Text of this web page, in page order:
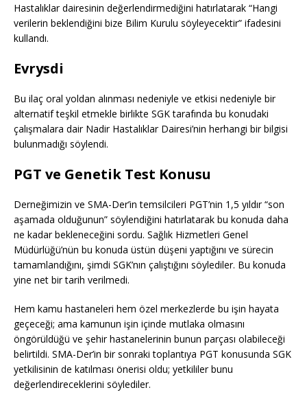
Hastalıklar dairesinin değerlendirmediğini hatırlatarak “Hangi
verilerin beklendiğini bize Bilim Kurulu söyleyecektir” ifadesini
kullandı.
Evrysdi
Bu ilaç oral yoldan alınması nedeniyle ve etkisi nedeniyle bir
alternatif teşkil etmekle birlikte SGK tarafında bu konudaki
çalışmalara dair Nadir Hastalıklar Dairesi’nin herhangi bir bilgisi
bulunmadığı söylendi.
PGT ve Genetik Test Konusu
Derneğimizin ve SMA-Der’in temsilcileri PGT’nin 1,5 yıldır “son
aşamada olduğunun” söylendiğini hatırlatarak bu konuda daha
ne kadar bekleneceğini sordu. Sağlık Hizmetleri Genel
Müdürlüğü’nün bu konuda üstün düşeni yaptığını ve sürecin
tamamlandığını, şimdi SGK’nın çalıştığını söylediler. Bu konuda
yine net bir tarih verilmedi.
Hem kamu hastaneleri hem özel merkezlerde bu işin hayata
geçeceği; ama kamunun işin içinde mutlaka olmasını
öngörüldüğü ve şehir hastanelerinin bunun parçası olabileceği
belirtildi. SMA-Der’in bir sonraki toplantıya PGT konusunda SGK
yetkilisinin de katılması önerisi oldu; yetkililer bunu
değerlendireceklerini söylediler.